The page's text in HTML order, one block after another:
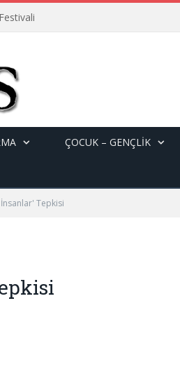
ÇOCUK – GENÇLIK
Tepkisi